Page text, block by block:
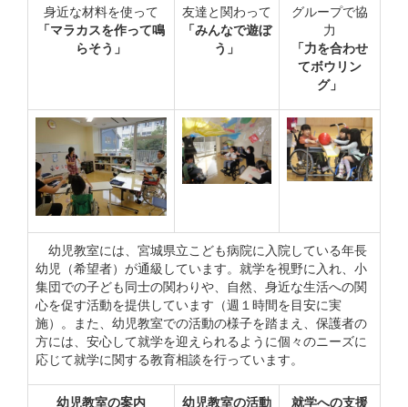
身近な材料を使って
「マラカスを作って鳴
らそう」
友達と関わって
「みんなで遊ぼ
う」
グループで協
力
「力を合わせ
てボウリン
グ」
幼児教室には、宮城県立こども病院に入院している年長
幼児（希望者）が通級しています。就学を視野に入れ、小
集団での子ども同士の関わりや、自然、身近な生活への関
心を促す活動を提供しています（週１時間を目安に実
施）。また、幼児教室での活動の様子を踏まえ、保護者の
方には、安心して就学を迎えられるように個々のニーズに
応じて就学に関する教育相談を行っています。
幼児教室の案内 幼児教室の活動 就学への支援